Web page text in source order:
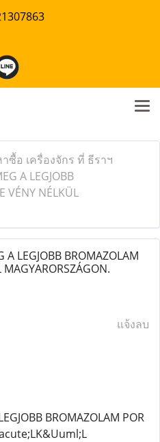
ซื้อ เครื่องจักร ที่ ธีราฯ
A LEGJOBB
VÉNY NÉLKÜL
A LEGJOBB BROMAZOLAM
แจ้งลบ
BROMAZOLAM POR